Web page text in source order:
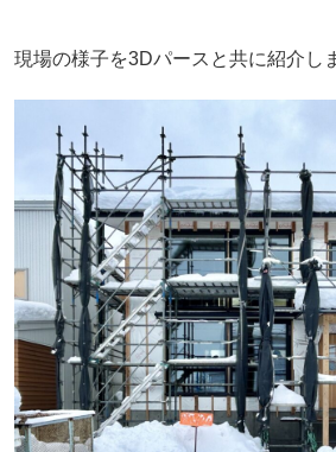
現場の様子を3Dパースと共に紹介し